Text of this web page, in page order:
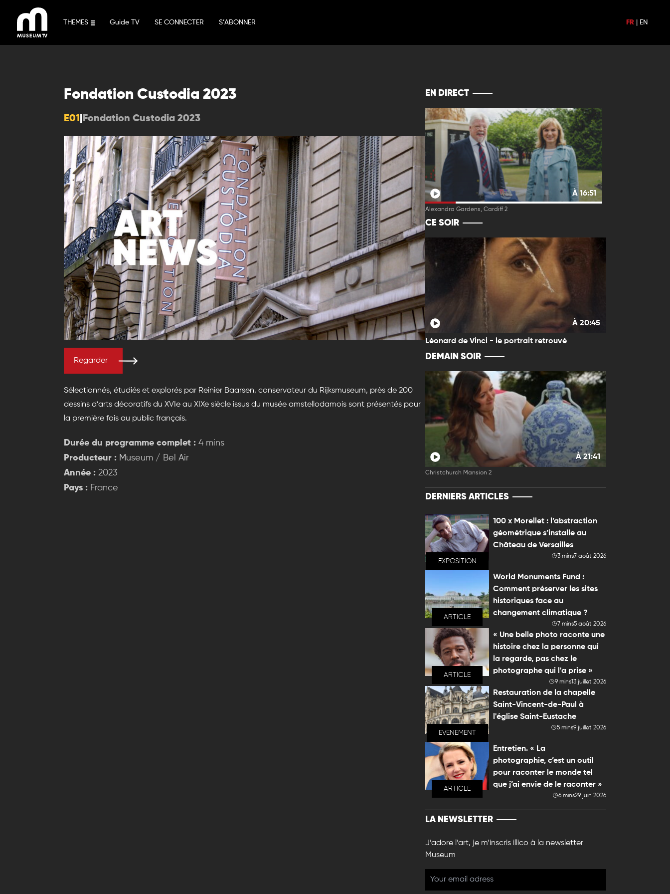
contenu
THEMES Guide TV SE CONNECTER S’ABONNER FR EN
Fondation Custodia 2023
E01 Fondation Custodia 2023
Regarder
Sélectionnés, étudiés et explorés par Reinier Baarsen, conservateur du Rijksmuseum, près de 200
dessins d’arts décoratifs du XVIe au XIXe siècle issus du musée amstellodamois sont présentés pour
la première fois au public français.
Durée du programme complet : 4 mins
Producteur : Museum / Bel Air
Année : 2023
Pays : France
EN DIRECT
À 16:51
Alexandra Gardens, Cardiff 2
CE SOIR
À 20:45
Léonard de Vinci - le portrait retrouvé
DEMAIN SOIR
À 21:41
Christchurch Mansion 2
DERNIERS ARTICLES
EXPOSITION
100 x Morellet : l’abstraction
géométrique s’installe au
Château de Versailles
3 mins7 août 2026
ARTICLE
World Monuments Fund :
Comment préserver les sites
historiques face au
changement climatique ?
7 mins5 août 2026
ARTICLE
« Une belle photo raconte une
histoire chez la personne qui
la regarde, pas chez le
photographe qui l'a prise »
9 mins13 juillet 2026
EVENEMENT
Restauration de la chapelle
Saint-Vincent-de-Paul à
l'église Saint-Eustache
5 mins9 juillet 2026
ARTICLE
Entretien. « La
photographie, c’est un outil
pour raconter le monde tel
que j’ai envie de le raconter »
6 mins29 juin 2026
LA NEWSLETTER
J’adore l’art, je m’inscris illico à la newsletter
Museum